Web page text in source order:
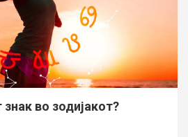
знак во зодијакот?